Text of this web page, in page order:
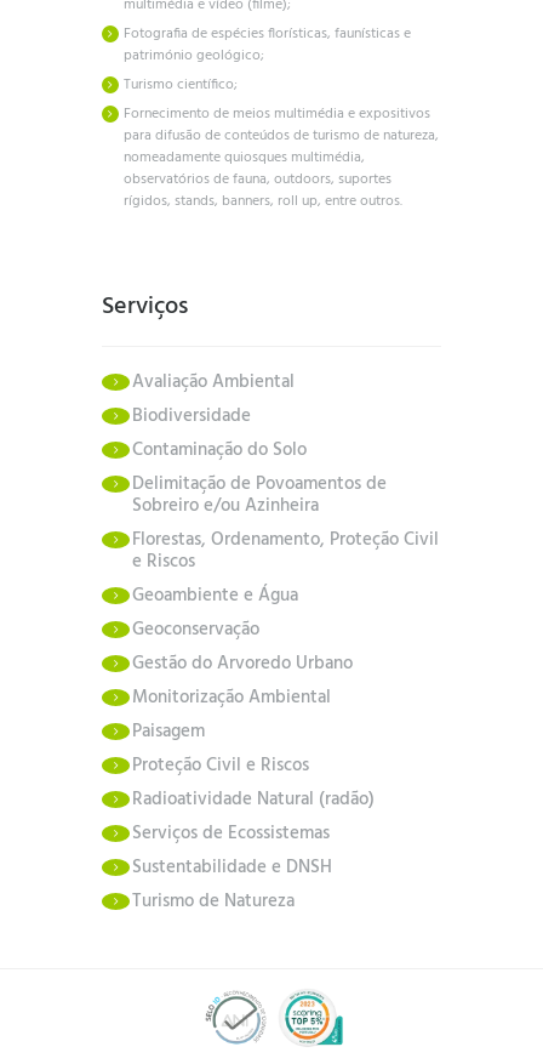
multimédia e vídeo (filme);
Fotografia de espécies florísticas, faunísticas e
património geológico;
Turismo científico;
Fornecimento de meios multimédia e expositivos
para difusão de conteúdos de turismo de natureza,
nomeadamente quiosques multimédia,
observatórios de fauna, outdoors, suportes
rígidos, stands, banners, roll up, entre outros.
Serviços
Avaliação Ambiental
Biodiversidade
Contaminação do Solo
Delimitação de Povoamentos de
Sobreiro e/ou Azinheira
Florestas, Ordenamento, Proteção Civil
e Riscos
Geoambiente e Água
Geoconservação
Gestão do Arvoredo Urbano
Monitorização Ambiental
Paisagem
Proteção Civil e Riscos
Radioatividade Natural (radão)
Serviços de Ecossistemas
Sustentabilidade e DNSH
Turismo de Natureza